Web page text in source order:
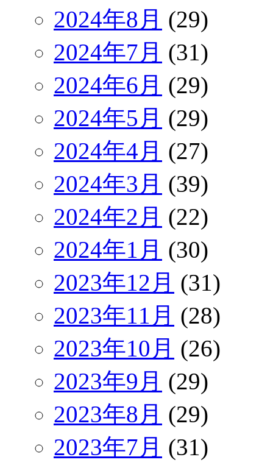
2024年8月 (29)
2024年7月 (31)
2024年6月 (29)
2024年5月 (29)
2024年4月 (27)
2024年3月 (39)
2024年2月 (22)
2024年1月 (30)
2023年12月 (31)
2023年11月 (28)
2023年10月 (26)
2023年9月 (29)
2023年8月 (29)
2023年7月 (31)